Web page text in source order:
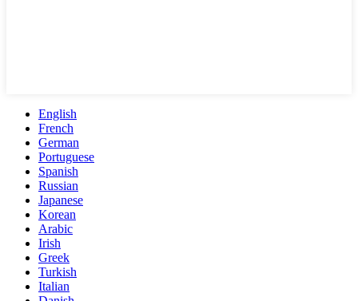
English
French
German
Portuguese
Spanish
Russian
Japanese
Korean
Arabic
Irish
Greek
Turkish
Italian